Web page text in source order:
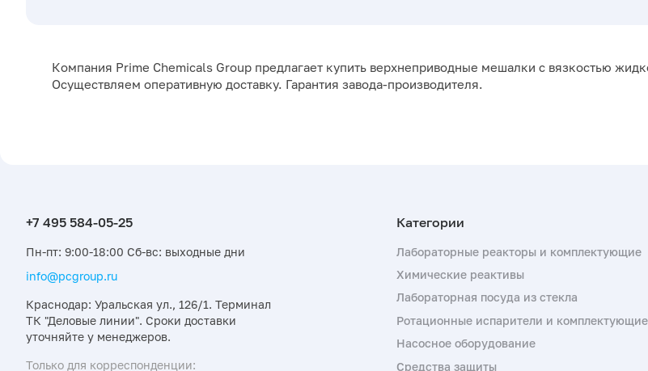
Компания Prime Chemicals Group предлагает купить верхнеприводные мешалки с вязкостью
Осуществляем оперативную доставку. Гарантия завода-производителя.
Пн-пт: 9:00-18:00 Сб-вс: выходные дни
info@pcgroup.ru
Краснодар: Уральская ул., 126/1. Терминал
ТК "Деловые линии". Сроки доставки
уточняйте у менеджеров.
Только для корреспонденции:
Лабораторные реакторы и комплектующие
Химические реактивы
Лабораторная посуда из стекла
Ротационные испарители и комплектующие
Насосное оборудование
Средства защиты